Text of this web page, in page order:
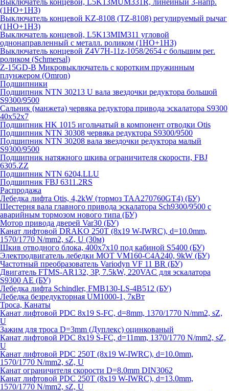
Выключатель концевой, L5K13MUM331R, линейный 3-напр.
(1НО+1НЗ)
Выключатель концевой KZ-8108 (TZ-8108) регулируемый рычаг
(1НО+1НЗ)
Выключатель концевой, L5K13MIM311 угловой
однонаправленный с металл. роликом (1НО+1НЗ)
Выключатель концевой Z4V7H-11z-1058/2654 с большим рег.
роликом (Schmersal)
Z-15GD-B Микровыключатель с коротким пружинным
плунжером (Omron)
Подшипники
Подшипник NTN 30213 U вала звездочки редуктора большой
S9300/9500
Сальник (манжета) червяка редуктора привода эскалатора S9300
40х52х7
Подшипник HK 1015 игольчатый в компонент отводки Otis
Подшипник NTN 30308 червяка редуктора S9300/9500
Подшипник NTN 30208 вала звездочки редуктора малый
S9300/9500
Подшипник натяжного шкива ограничителя скорости, FBJ
6305.ZZ
Подшипник NTN 6204.LLU
Подшипник FBJ 6311.2RS
Распродажа
Лебедка лифта Otis, 4,2kW (тормоз TAA270760GT4) (БУ)
Шестерня вала главного привода эскалатора Sch9300/9500 с
аварийным тормозом нового типа (БУ)
Мотор привода дверей Var30 (БУ)
Канат лифтовой DRAKO 250T (8x19 W-IWRC), d=10.0mm,
1570/1770 N/mm2, sZ, U (30м)
Шкив отводного блока, 400х7х10 под кабиной S5400 (БУ)
Электродвигатель лебедки MOT VM160-C4A240, 9kW (БУ)
Частотный преобразователь Variodyn VF 11 BR (БУ)
Двигатель FTMS-AR132, 3P, 7.5kW, 220VAC для эскалатора
S9300 AE (БУ)
Лебедка лифта Schindler, FMB130-LS-4B512 (БУ)
Лебедка безредукторная UM1000-1, 7кВт
Троса, Канаты
Канат лифтовой PDC 8x19 S-FC, d=8mm, 1370/1770 N/mm2, sZ,
U
Зажим для троса D=3mm (Дуплекс) оцинкованый
Канат лифтовой PDC 8x19 S-FC, d=11mm, 1370/1770 N/mm2, sZ,
U
Канат лифтовой PDC 250T (8x19 W-IWRC), d=10.0mm,
1570/1770 N/mm2, sZ, U
Канат ограничителя скорости D=8.0mm DIN3062
Канат лифтовой PDC 250T (8x19 W-IWRC), d=13.0mm,
1570/1770 N/mm2, sZ, U